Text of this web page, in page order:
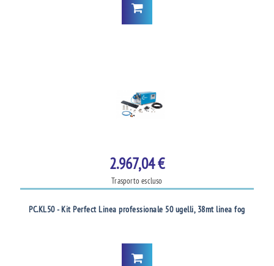
2.967,04 €
Trasporto escluso
PC.KL50 - Kit Perfect Linea professionale 50 ugelli, 38mt linea fog